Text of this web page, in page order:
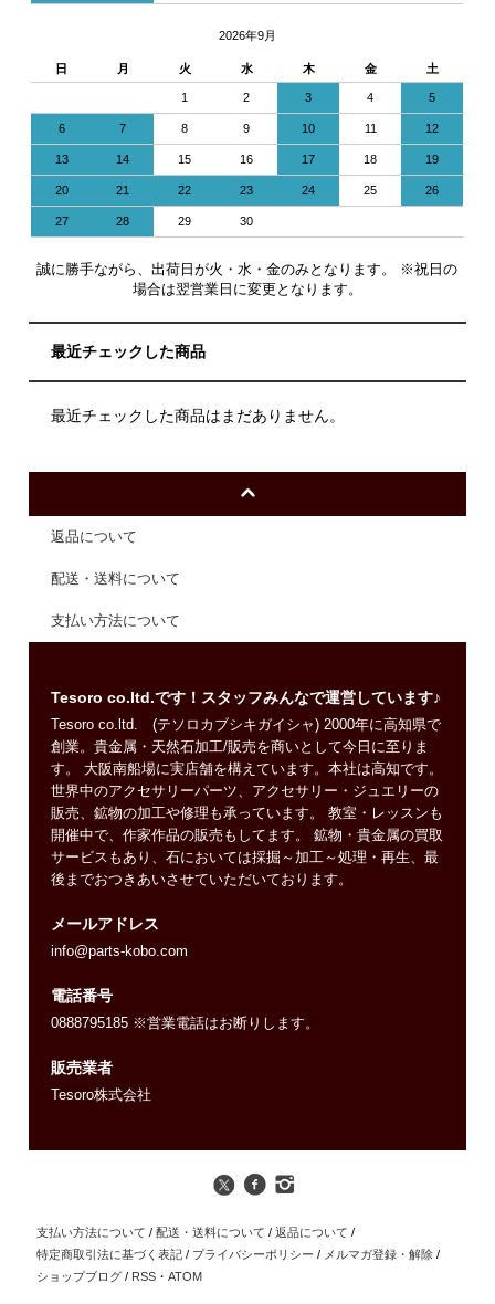
2026年9月
日 月 火 水 木 金 土
1 2 3 4 5
6 7 8 9 10 11 12
13 14 15 16 17 18 19
20 21 22 23 24 25 26
27 28 29 30
誠に勝手ながら、出荷日が火・水・金のみとなります。 ※祝日の
場合は翌営業日に変更となります。
最近チェックした商品
最近チェックした商品はまだありません。
返品について
配送・送料について
支払い方法について
Tesoro co.ltd.です！スタッフみんなで運営しています♪
Tesoro co.ltd. (テソロカブシキガイシャ) 2000年に高知県で
創業。貴金属・天然石加工/販売を商いとして今日に至りま
す。 大阪南船場に実店舗を構えています。本社は高知です。
世界中のアクセサリーパーツ、アクセサリー・ジュエリーの
販売、鉱物の加工や修理も承っています。 教室・レッスンも
開催中で、作家作品の販売もしてます。 鉱物・貴金属の買取
サービスもあり、石においては採掘～加工～処理・再生、最
後までおつきあいさせていただいております。
メールアドレス
info@parts-kobo.com
電話番号
0888795185 ※営業電話はお断りします。
販売業者
Tesoro株式会社
支払い方法について / 配送・送料について / 返品について /
特定商取引法に基づく表記 / プライバシーポリシー / メルマガ登録・解除 /
ショップブログ / RSS ・ATOM